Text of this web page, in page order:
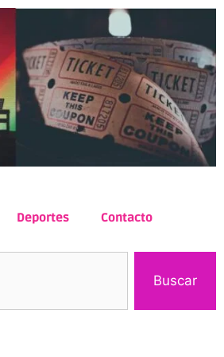
Deportes Contacto
Buscar